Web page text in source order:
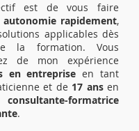
est de vous faire
autonomie rapidement,
applicables dès
la formation. Vous
de mon expérience
en entreprise en tant
et de 17 ansen
consultante-formatrice
.